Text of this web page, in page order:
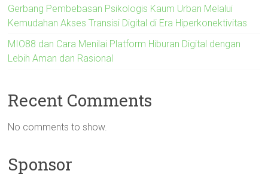
Gerbang Pembebasan Psikologis Kaum Urban Melalui
Kemudahan Akses Transisi Digital di Era Hiperkonektivitas
MIO88 dan Cara Menilai Platform Hiburan Digital dengan
Lebih Aman dan Rasional
Recent Comments
No comments to show.
Sponsor